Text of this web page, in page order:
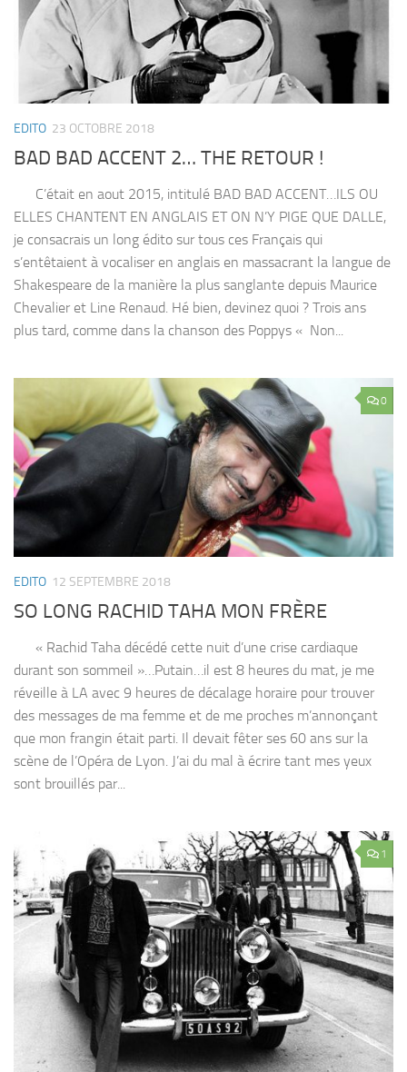
EDITO 23 OCTOBRE 2018
BAD BAD ACCENT 2… THE RETOUR !
C’était en aout 2015, intitulé BAD BAD ACCENT…ILS OU
ELLES CHANTENT EN ANGLAIS ET ON N’Y PIGE QUE DALLE,
je consacrais un long édito sur tous ces Français qui
s’entêtaient à vocaliser en anglais en massacrant la langue de
Shakespeare de la manière la plus sanglante depuis Maurice
Chevalier et Line Renaud. Hé bien, devinez quoi ? Trois ans
plus tard, comme dans la chanson des Poppys « Non...
0
EDITO 12 SEPTEMBRE 2018
SO LONG RACHID TAHA MON FRÈRE
« Rachid Taha décédé cette nuit d’une crise cardiaque
durant son sommeil »…Putain…il est 8 heures du mat, je me
réveille à LA avec 9 heures de décalage horaire pour trouver
des messages de ma femme et de me proches m’annonçant
que mon frangin était parti. Il devait fêter ses 60 ans sur la
scène de l’Opéra de Lyon. J’ai du mal à écrire tant mes yeux
sont brouillés par...
1